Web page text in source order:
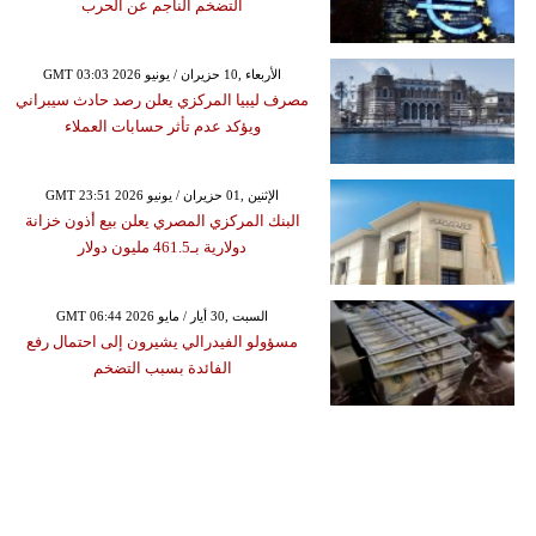
التضخم الناجم عن الحرب
GMT 03:03 2026 الأربعاء ,10 حزيران / يونيو
مصرف ليبيا المركزي يعلن رصد حادث سيبراني
ويؤكد عدم تأثر حسابات العملاء
GMT 23:51 2026 الإثنين ,01 حزيران / يونيو
البنك المركزي المصري يعلن بيع أذون خزانة
دولارية بـ461.5 مليون دولار
GMT 06:44 2026 السبت ,30 أيار / مايو
مسؤولو الفيدرالي يشيرون إلى احتمال رفع
الفائدة بسبب التضخم